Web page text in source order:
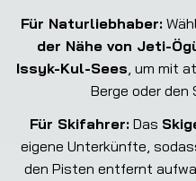
Für Naturliebhaber:
der Nähe von Jeti-
Issyk-Kul-Sees, um mit
Berge oder den
Für Skifahrer:Das
eigene Unterkünfte,
den Pisten entfernt